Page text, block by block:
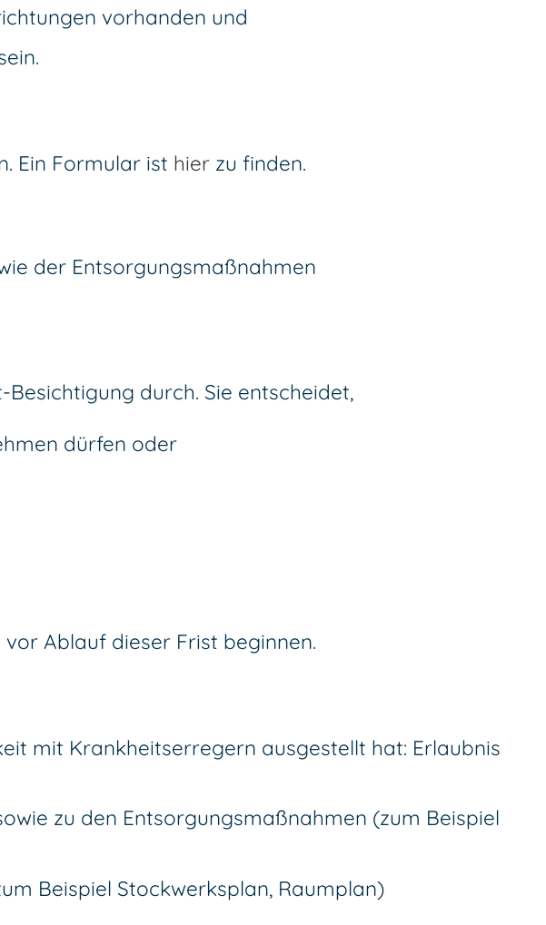
vorhanden und
Ein Formular ist hier zu finden.
der Entsorgungsmaßnahmen
durch. Sie entscheidet,
dürfen oder
Ablauf dieser Frist beginnen.
mit Krankheitserregern ausgestellt hat: Erlaubnis
zu den Entsorgungsmaßnahmen (zum Beispiel
Beispiel Stockwerksplan, Raumplan)